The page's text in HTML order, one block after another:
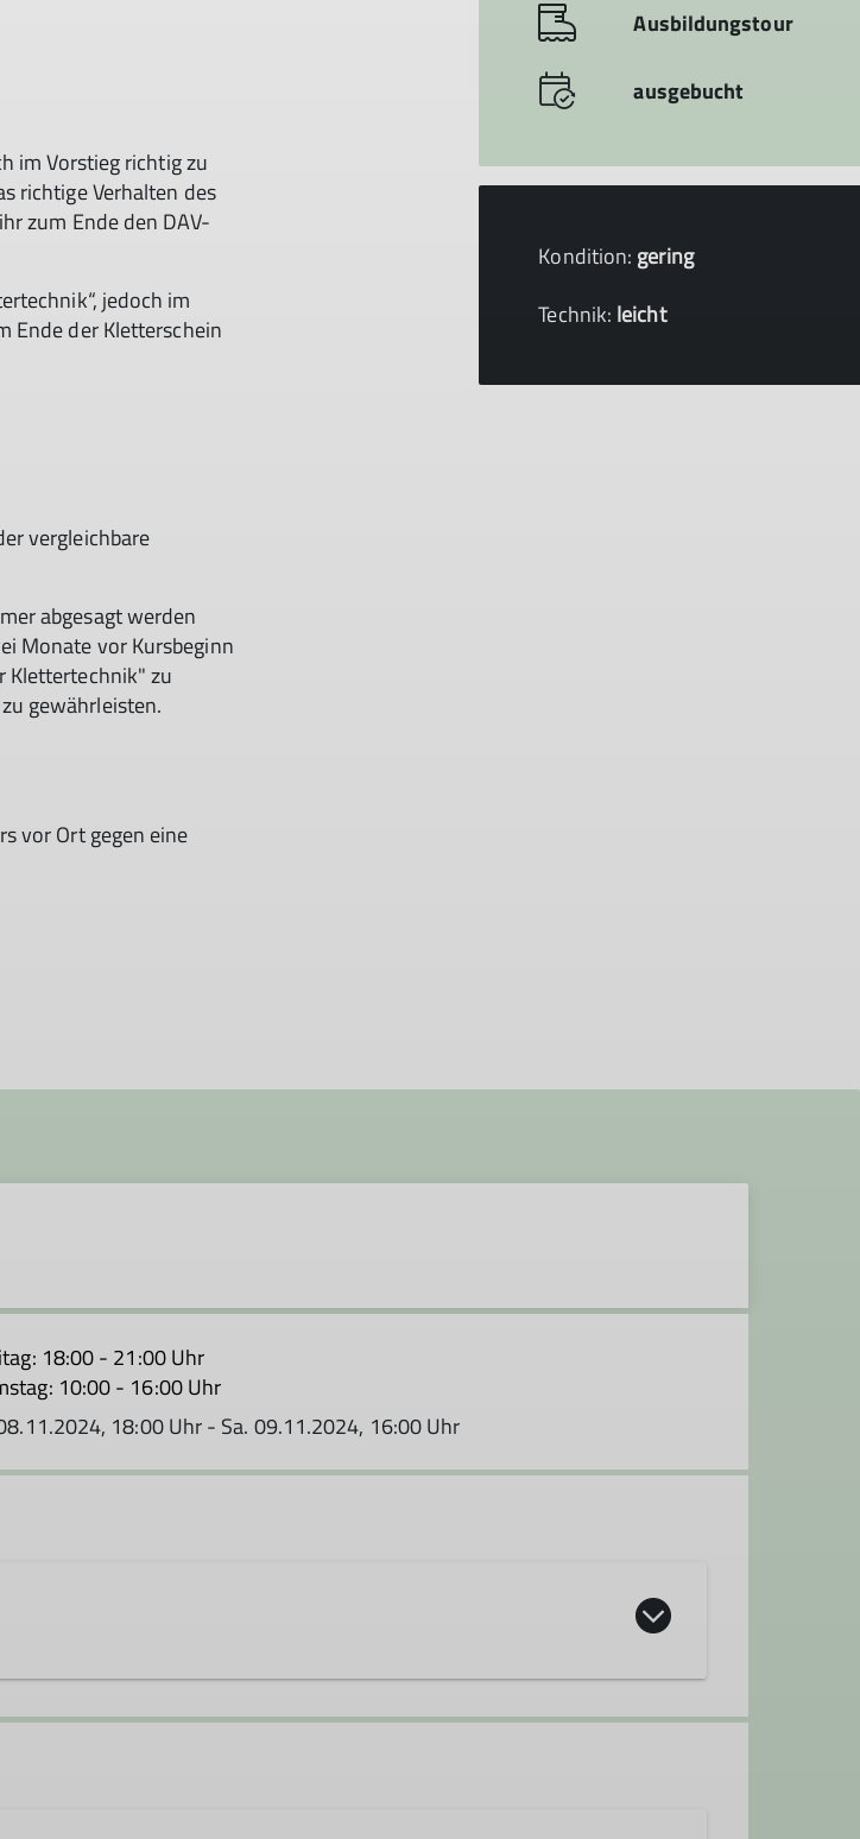
im Vorstieg richtig zu
richtige Verhalten des
zum Ende den DAV-
jedoch im
Ende der Kletterschein
vergleichbare
abgesagt werden
Monate vor Kursbeginn
Klettertechnik" zu
gewährleisten.
vor Ort gegen eine
Ausbildungstour
ausgebucht
Kondition: gering
Technik: leicht
18:00 - 21:00 Uhr
10:00 - 16:00 Uhr
18:00 Uhr - Sa. 09.11.2024, 16:00 Uhr